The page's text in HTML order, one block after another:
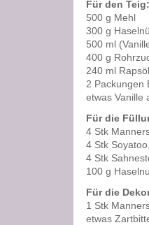
Für den Teig:
500 g Mehl
300 g
500 ml
400 g
240 ml Rapsöl
2 Packungen
etwas Vanille
Für die
4 Stk
4 Stk
4 Stk
100 g
Für die
1 Stk
etwas